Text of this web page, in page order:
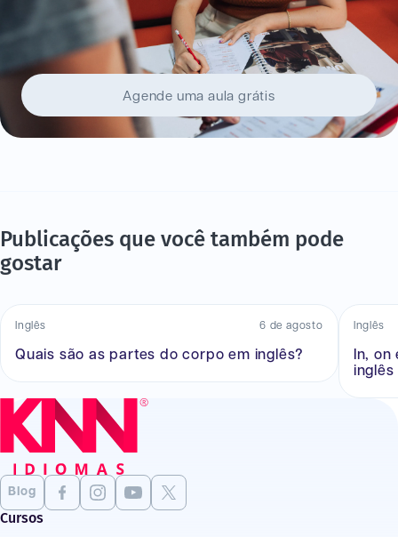
Agende uma aula grátis
Publicações que você também pode
gostar
Inglês 6 de agosto
Quais são as partes do corpo em inglês?
Inglês
In,
inglês
Blog
Cursos